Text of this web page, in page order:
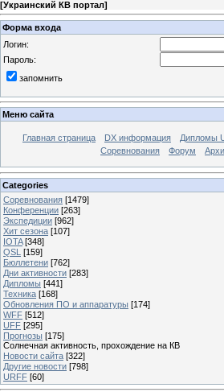
[Украинский КВ портал]
Форма входа
Логин:
Пароль:
запомнить
Меню сайта
Главная страница DX информация Дипломы
Соревнования
Форум
Categories
Соревнования [1479]
Конференции [263]
Экспедиции [962]
Хит сезона [107]
IOTA [348]
QSL [159]
Бюллетени [762]
Дни активности [283]
Дипломы [441]
Техника [168]
Обновления ПО и аппаратуры [174]
WFF [512]
UFF [295]
Прогнозы [175]
Солнечная активность, прохождение на КВ
Новости сайта [322]
Другие новости [798]
URFF [60]